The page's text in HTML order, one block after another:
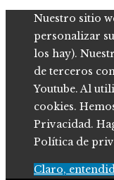
Nuestro sitio
personalizar
los hay).
de terceros
Youtube. Al
cookies.
Privacidad.
Política de
Claro,